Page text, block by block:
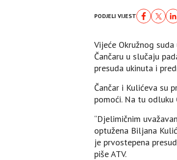
PODJELI VIJEST
Vijeće Okružnog
Čančaru u slučaju
presuda ukinuta i
Čančar i Kulićeva su
pomoći. Na tu
“Djelimičnim
optužena Biljana
je prvostepena
piše ATV.